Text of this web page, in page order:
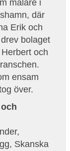
målare i
där
Erik och
bolaget
och
ensam
över.
Skanska